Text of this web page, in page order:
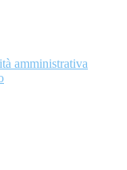
amministrativa